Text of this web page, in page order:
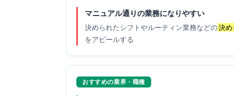
マニュアル通りの業務になりやすい
決められたシフトやルーティン業務などの決め
をアピールする
おすすめの業界・職種